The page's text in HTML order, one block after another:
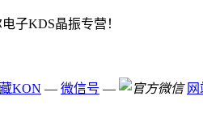
子KDS晶振专营！
KON — 微信号 —